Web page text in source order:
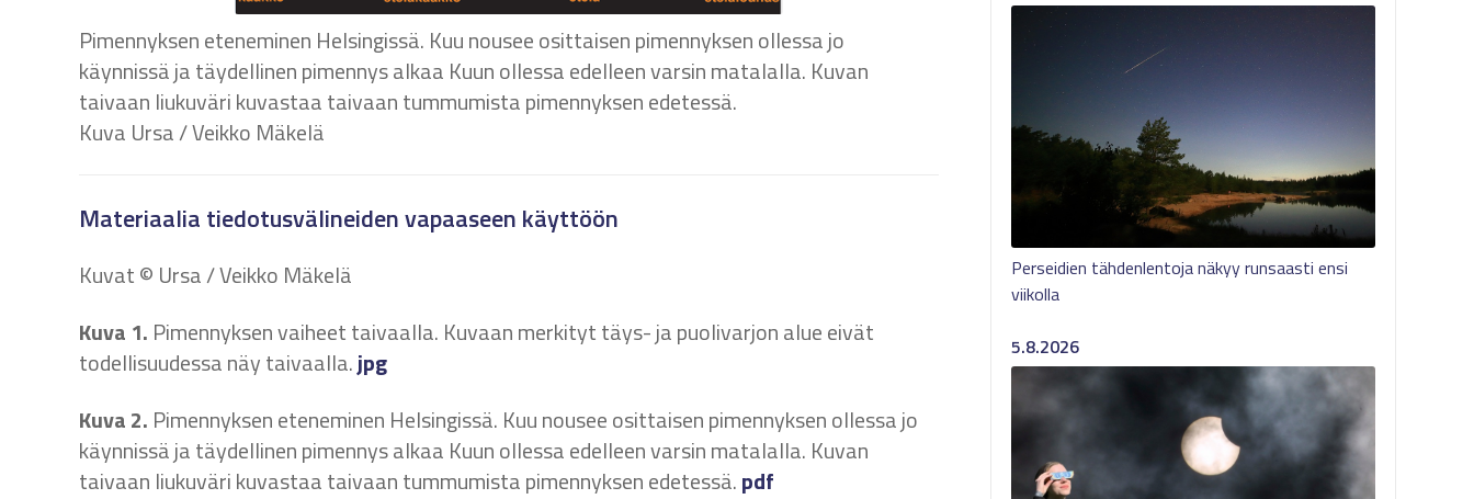
Pimennyksen eteneminen Helsingissä. Kuu nousee osittaisen pimennyksen ollessa jo
käynnissä ja täydellinen pimennys alkaa Kuun ollessa edelleen varsin matalalla. Kuvan
taivaan liukuväri kuvastaa taivaan tummumista pimennyksen edetessä.
Kuva Ursa / Veikko Mäkelä
Materiaalia tiedotusvälineiden vapaaseen käyttöön
Kuvat © Ursa / Veikko Mäkelä
Kuva 1. Pimennyksen vaiheet taivaalla. Kuvaan merkityt täys- ja puolivarjon alue eivät
todellisuudessa näy taivaalla.jpg
Kuva 2. Pimennyksen eteneminen Helsingissä. Kuu nousee osittaisen pimennyksen ollessa jo
käynnissä ja täydellinen pimennys alkaa Kuun ollessa edelleen varsin matalalla. Kuvan
taivaan liukuväri kuvastaa taivaan tummumista pimennyksen edetessä.pdf
Perseidien tähdenlentoja näkyy runsaasti ensi
viikolla
5.8.2026